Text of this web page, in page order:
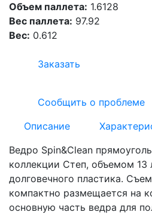
Объем паллета: 1.6128
Вес паллета: 97.92
Вес: 0.612
Заказать
Сообщить о проблеме
Описание
Ведро Spin&Clean
коллекции Степ, объемом 13
долговечного пластика.
компактно размещается на
основную часть ведра для